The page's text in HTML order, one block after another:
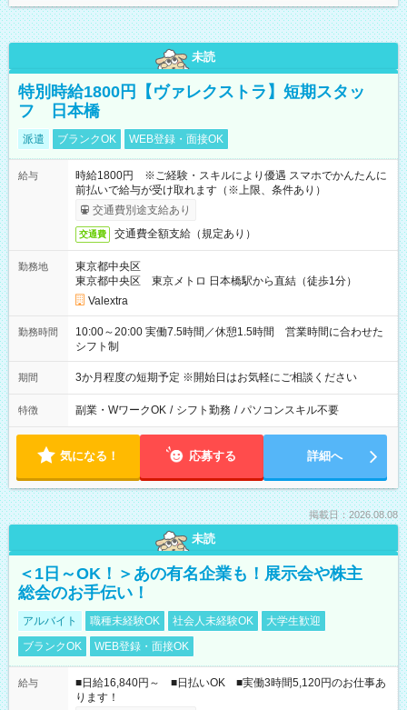
未読
特別時給1800円【ヴァレクストラ】短期スタッ
フ 日本橋
派遣 ブランクOK WEB登録・面接OK
給与
時給1800円 ※ご経験・スキルにより優遇 スマホでかんたんに
前払いで給与が受け取れます（※上限、条件あり）
交通費別途支給あり
交通費 交通費全額支給（規定あり）
勤務地
東京都中央区
東京都中央区 東京メトロ 日本橋駅から直結（徒歩1分）
Valextra
勤務時間
10:00～20:00 実働7.5時間／休憩1.5時間 営業時間に合わせた
シフト制
期間 3か月程度の短期予定 ※開始日はお気軽にご相談ください
特徴 副業・WワークOK / シフト勤務 / パソコンスキル不要
気になる！ 応募する 詳細へ
掲載日：2026.08.08
未読
＜1日～OK！＞あの有名企業も！展示会や株主
総会のお手伝い！
アルバイト 職種未経験OK 社会人未経験OK
大学生歓迎
ブランクOK
WEB登録・面接OK
給与
■日給16,840円～ ■日払いOK ■実働3時間5,120円のお仕事あ
ります！